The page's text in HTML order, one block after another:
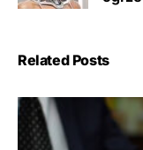
Related Posts